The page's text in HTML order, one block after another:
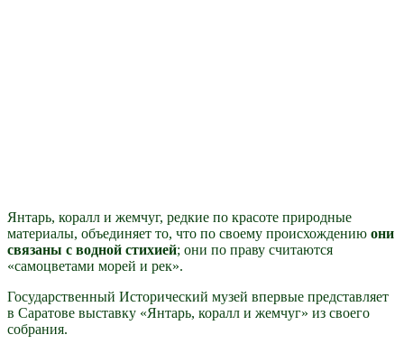
Янтарь, коралл и жемчуг, редкие по красоте природные
материалы, объединяет то, что по своему происхождению они
связаны с водной стихией; они по праву считаются
«самоцветами морей и рек».
Государственный Исторический музей впервые представляет
в Саратове выставку «Янтарь, коралл и жемчуг» из своего
собрания.